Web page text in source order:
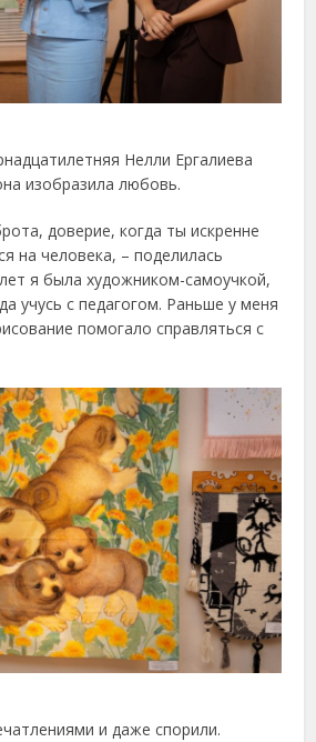
Нелли Ергалиева
изобразила любовь.
доверие, когда ты искренне
на человека, – поделилась
я была художником-самоучкой,
учусь с педагогом. Раньше у меня
помогало справляться с
и даже спорили.